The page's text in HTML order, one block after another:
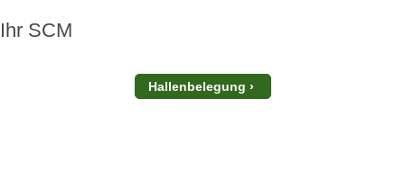
Ihr SCM
Hallenbelegung